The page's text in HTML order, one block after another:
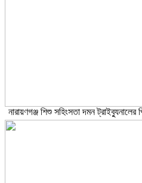
নারায়ণগঞ্জ শিশু সহিংসতা দমন